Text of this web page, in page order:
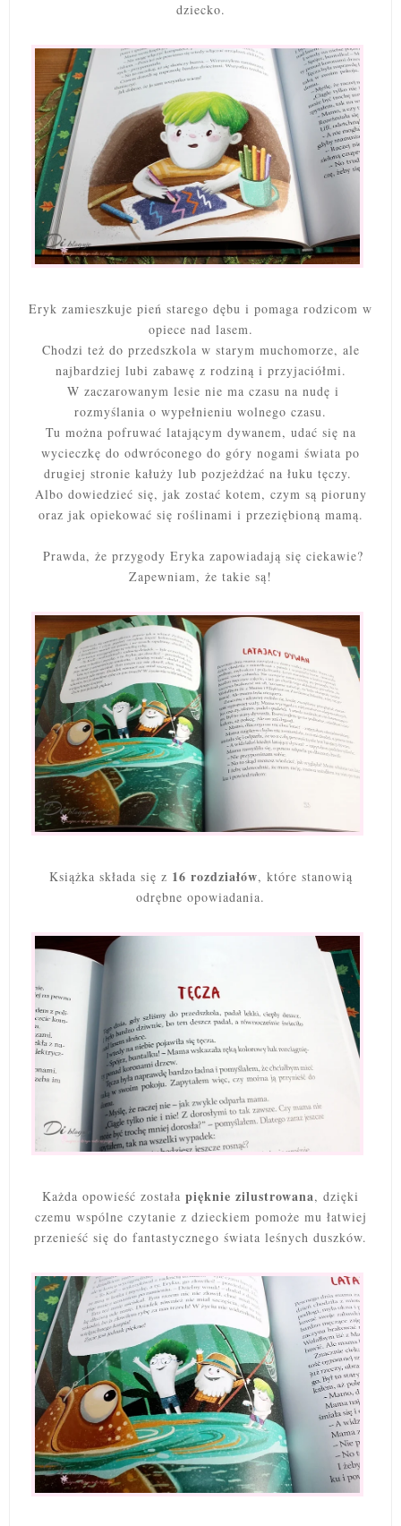
dziecko.
Eryk zamieszkuje pień starego dębu i pomaga rodzicom w
opiece nad lasem.
Chodzi też do przedszkola w starym muchomorze, ale
najbardziej lubi zabawę z rodziną i przyjaciółmi.
W zaczarowanym lesie nie ma czasu na nudę i
rozmyślania o wypełnieniu wolnego czasu.
Tu można pofruwać latającym dywanem, udać się na
wycieczkę do odwróconego do góry nogami świata po
drugiej stronie kałuży lub pozjeżdżać na łuku tęczy.
Albo dowiedzieć się, jak zostać kotem, czym są pioruny
oraz jak opiekować się roślinami i przeziębioną mamą.
Prawda, że przygody Eryka zapowiadają się ciekawie?
Zapewniam, że takie są!
Książka składa się z 16 rozdziałów, które stanowią
odrębne opowiadania.
Każda opowieść została pięknie zilustrowana, dzięki
czemu wspólne czytanie z dzieckiem pomoże mu łatwiej
przenieść się do fantastycznego świata leśnych duszków.